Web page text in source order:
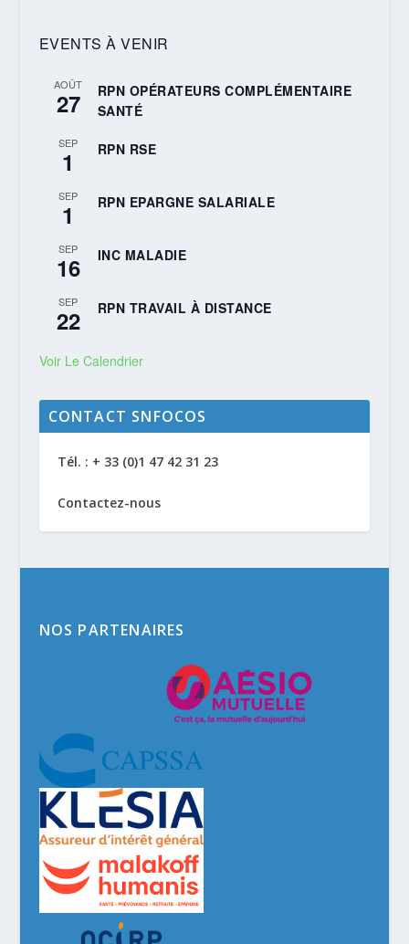
EVENTS À VENIR
AOÛT
27
RPN OPÉRATEURS COMPLÉMENTAIRE
SANTÉ
SEP
1 RPN RSE
SEP
1 RPN EPARGNE SALARIALE
SEP
16 INC MALADIE
SEP
22 RPN TRAVAIL À DISTANCE
Voir Le Calendrier
CONTACT SNFOCOS
Tél. : + 33 (0)1 47 42 31 23
Contactez-nous
NOS PARTENAIRES